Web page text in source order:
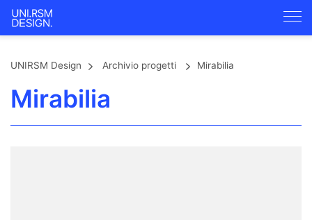
UNIRSM Design Archivio progetti Mirabilia
Mirabilia